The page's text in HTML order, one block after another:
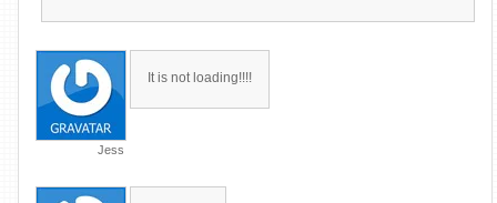
Jess
It is not loading!!!!